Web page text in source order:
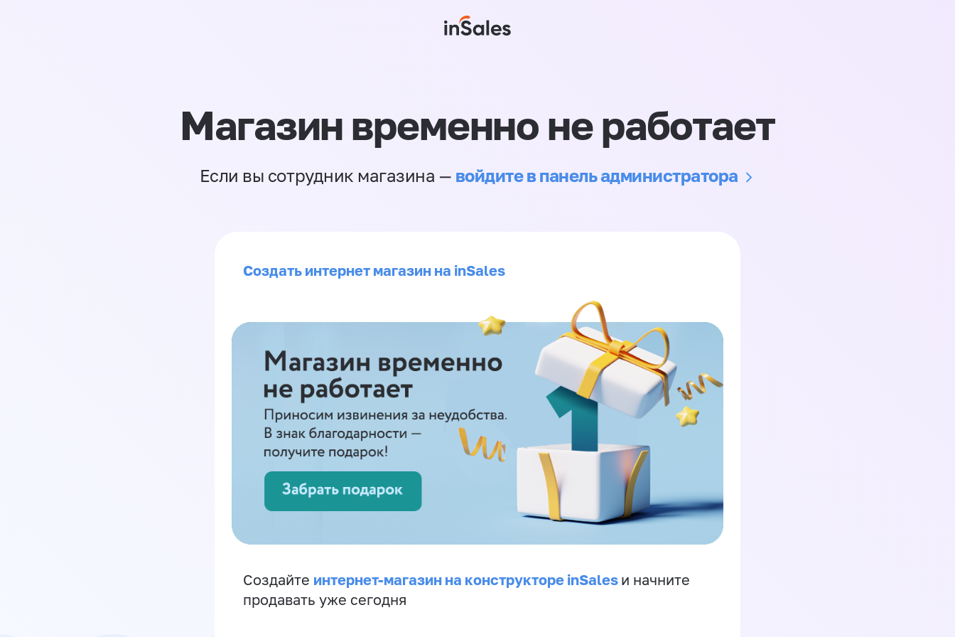
Магазин временно не работает
Если вы сотрудник магазина — войдите в панель администратора
Создать интернет магазин на inSales
Создайте интернет-магазин на конструкторе inSales и начните
продавать уже сегодня